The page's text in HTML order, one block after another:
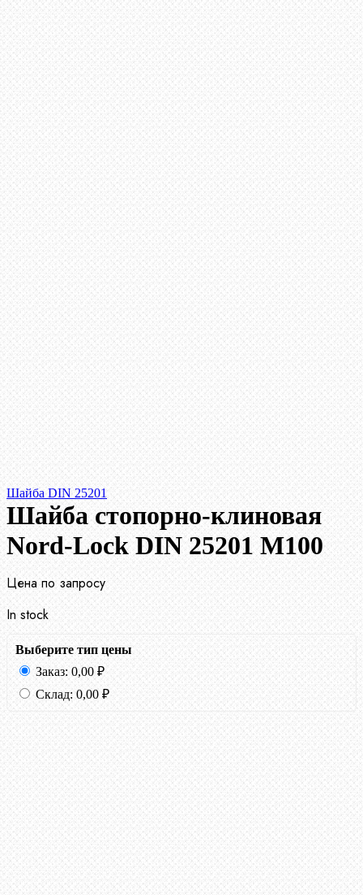
Шайба DIN 25201
Шайба стопорно-клиновая
Nord-Lock DIN 25201 М100
Цена по запросу
In stock
Выберите тип цены
Заказ: 0,00 ₽
Склад: 0,00 ₽